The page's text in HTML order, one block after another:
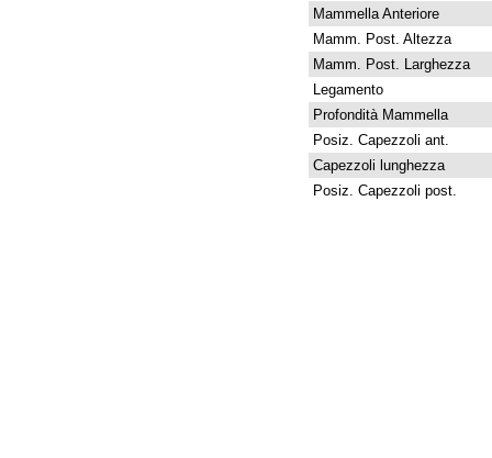
Mammella Anteriore
Mamm. Post. Altezza
Mamm. Post. Larghezza
Legamento
Profondità Mammella
Posiz. Capezzoli ant.
Capezzoli lunghezza
Posiz. Capezzoli post.